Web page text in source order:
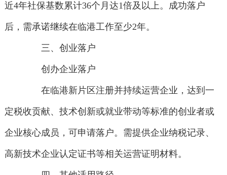
近4年社保基数累计36个月达1倍及以上。成功落户
后，需承诺继续在临港工作至少2年。
三、创业落户
创办企业落户
在临港新片区注册并持续运营企业，达到一
定税收贡献、技术创新或就业带动等标准的创业者或
企业核心成员，可申请落户。需提供企业纳税记录、
高新技术企业认定证书等相关运营证明材料。